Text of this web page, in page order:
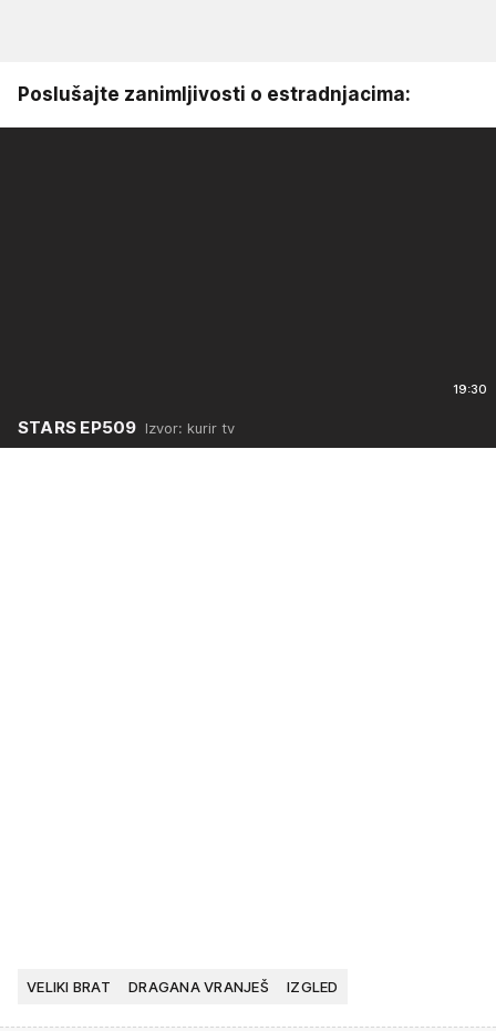
Poslušajte zanimljivosti o estradnjacima:
19:30
STARS EP509 Izvor: kurir tv
VELIKI BRAT DRAGANA VRANJEŠ IZGLED